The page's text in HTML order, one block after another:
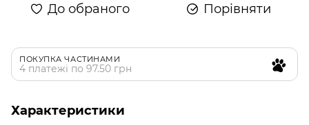
До обраного Порівняти
ПОКУПКА ЧАСТИНАМИ
4 платежі по 97.50 грн
Характеристики